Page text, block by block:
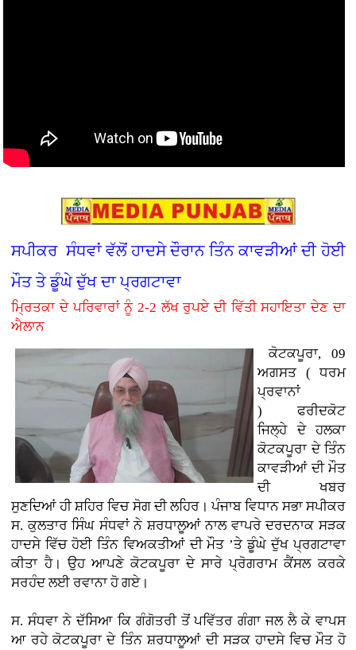
ਸਪੀਕਰ ਸੰਧਵਾਂ ਵੱਲੋਂ ਹਾਦਸੇ ਦੌਰਾਨ ਤਿੰਨ ਕਾਵੜੀਆਂ ਦੀ ਹੋਈ
ਮੌਤ ਤੇ ਡੂੰਘੇ ਦੁੱਖ ਦਾ ਪ੍ਰਗਟਾਵਾ
ਮ੍ਰਿਤਕਾ ਦੇ ਪਰਿਵਾਰਾਂ ਨੂੰ 2-2 ਲੱਖ ਰੁਪਏ ਦੀ ਵਿੱਤੀ ਸਹਾਇਤਾ ਦੇਣ ਦਾ
ਐਲਾਨ
ਕੋਟਕਪੂਰਾ, 09
ਅਗਸਤ ( ਧਰਮ
ਪ੍ਰਵਾਨਾਂ
)ਫਰੀਦਕੋਟ
ਜਿਲ੍ਹੇ ਦੇ ਹਲਕਾ
ਕੋਟਕਪੂਰਾ ਦੇ ਤਿੰਨ
ਕਾਵੜੀਆਂ ਦੀ ਮੌਤ
ਦੀ ਖਬਰ
ਸੁਣਦਿਆਂ ਹੀ ਸ਼ਹਿਰ ਵਿਚ ਸੋਗ ਦੀ ਲਹਿਰ। ਪੰਜਾਬ ਵਿਧਾਨ ਸਭਾ ਸਪੀਕਰ
ਸ. ਕੁਲਤਾਰ ਸਿੰਘ ਸੰਧਵਾਂ ਨੇ ਸ਼ਰਧਾਲੂਆਂ ਨਾਲ ਵਾਪਰੇ ਦਰਦਨਾਕ ਸੜਕ
ਹਾਦਸੇ ਵਿੱਚ ਹੋਈ ਤਿੰਨ ਵਿਅਕਤੀਆਂ ਦੀ ਮੌਤ ’ਤੇ ਡੂੰਘੇ ਦੁੱਖ ਪ੍ਰਗਟਾਵਾ
ਕੀਤਾ ਹੈ। ਉਹ ਆਪਣੇ ਕੋਟਕਪੂਰਾ ਦੇ ਸਾਰੇ ਪ੍ਰੋਗਰਾਮ ਕੈਂਸਲ ਕਰਕੇ
ਸਰਹੰਦ ਲਈ ਰਵਾਨਾ ਹੋ ਗਏ।
ਸ. ਸੰਧਵਾ ਨੇ ਦੱਸਿਆ ਕਿ ਗੰਗੋਤਰੀ ਤੋਂ ਪਵਿੱਤਰ ਗੰਗਾ ਜਲ ਲੈ ਕੇ ਵਾਪਸ
ਆ ਰਹੇ ਕੋਟਕਪੂਰਾ ਦੇ ਤਿੰਨ ਸ਼ਰਧਾਲੂਆਂ ਦੀ ਸੜਕ ਹਾਦਸੇ ਵਿਚ ਮੌਤ ਹੋ